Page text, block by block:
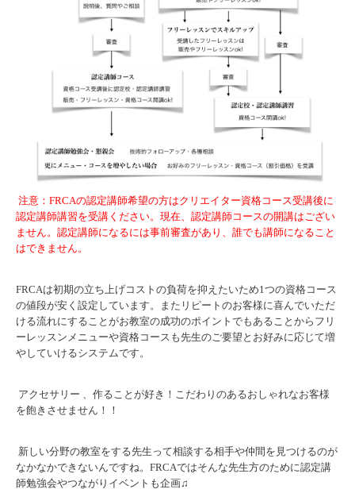
注意：FRCAの認定講師希望の方はクリエイター資格コース受講後に
認定講師講習を受講ください。現在、認定講師コースの開講はござい
ません。認定講師になるには事前審査があり、誰でも講師になること
はできません。
FRCAは初期の立ち上げコストの負荷を抑えたいため1つの資格コース
の値段が安く設定しています。またリピートのお客様に喜んでいただ
ける流れにすることがお教室の成功のポイントでもあることからフリ
ーレッスンメニューや資格コースも先生のご要望とお好みに応じて増
やしていけるシステムです。
アクセサリー 、作ることが好き！こだわりのあるおしゃれなお客様
を飽きさせません！！
新しい分野の教室をする先生って相談する相手や仲間を見つけるのが
なかなかできないんですね。FRCAではそんな先生方のために認定講
師勉強会やつながりイベントも企画♫